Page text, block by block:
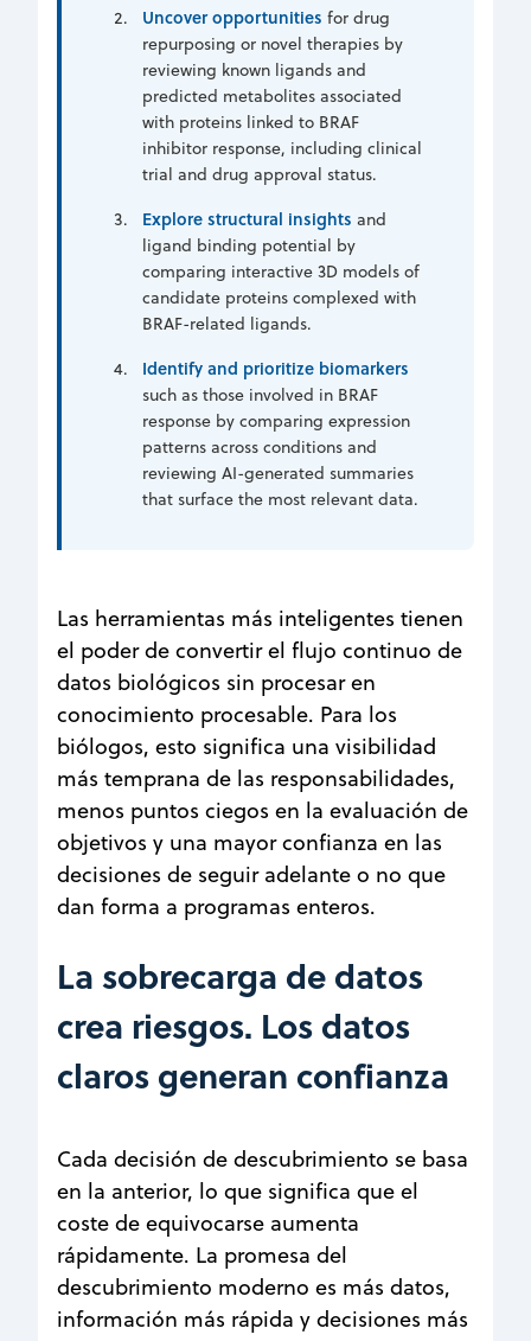
Uncover opportunities for drug
repurposing or novel therapies by
reviewing known ligands and
predicted metabolites associated
with proteins linked to BRAF
inhibitor response, including clinical
trial and drug approval status.
Explore structural insights and
ligand binding potential by
comparing interactive 3D models of
candidate proteins complexed with
BRAF-related ligands.
Identify and prioritize biomarkers
such as those involved in BRAF
response by comparing expression
patterns across conditions and
reviewing AI-generated summaries
that surface the most relevant data.
Las herramientas más inteligentes tienen
el poder de convertir el flujo continuo de
datos biológicos sin procesar en
conocimiento procesable. Para los
biólogos, esto significa una visibilidad
más temprana de las responsabilidades,
menos puntos ciegos en la evaluación de
objetivos y una mayor confianza en las
decisiones de seguir adelante o no que
dan forma a programas enteros.
La sobrecarga de datos
crea riesgos. Los datos
claros generan confianza
Cada decisión de descubrimiento se basa
en la anterior, lo que significa que el
coste de equivocarse aumenta
rápidamente. La promesa del
descubrimiento moderno es más datos,
información más rápida y decisiones más